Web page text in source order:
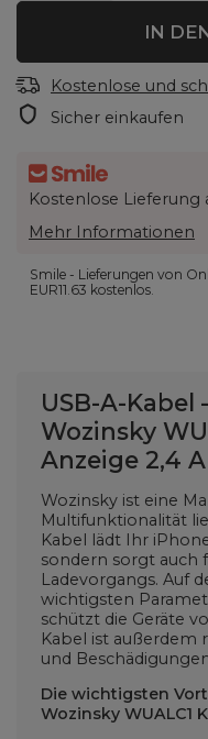
IN
Kostenlose und
Sicher einkaufen
Kostenlose Lieferung
Mehr Informationen
Smile - Lieferungen von
EUR11.63 kostenlos.
USB-A-
Wozinsky
Anzeige 2,4
Wozinsky ist eine
Multifunktionalität
Kabel lädt Ihr
sondern sorgt auch
Ladevorgangs. Auf
wichtigsten
schützt die Geräte
Kabel ist außerdem
und
Die wichtigsten
Wozinsky WUALC1